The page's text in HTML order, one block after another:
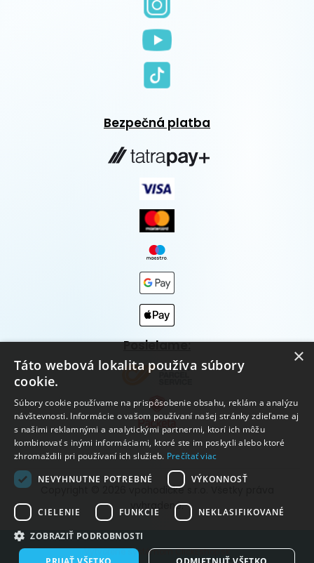
Bezpečná platba
Posielame:
Copyright © 2026 vpohodičke s.r.o. Všetky práva
vyhradené.
Vytvorené systémom ClickEshop.sk
×
Táto webová lokalita používa súbory
cookie.
Súbory cookie používame na prispôsobenie obsahu, reklám a analýzu
návštevnosti. Informácie o vašom používaní našej stránky zdieľame aj
s našimi reklamnými a analytickými partnermi, ktorí ich môžu
kombinovať s inými informáciami, ktoré ste im poskytli alebo ktoré
zhromaždili pri používaní ich služieb. Prečítať viac
NEVYHNUTNE POTREBNÉ
VÝKONNOSŤ
CIELENIE FUNKCIE NEKLASIFIKOVANÉ
ZOBRAZIŤ PODROBNOSTI